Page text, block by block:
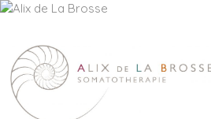
ALIX
DE